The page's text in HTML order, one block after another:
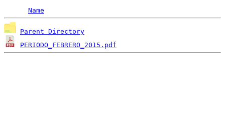
Name
Parent Directory
PERIODO_FEBRERO_2015.pdf